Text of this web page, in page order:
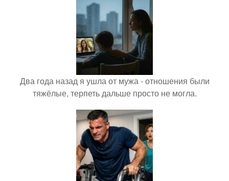
Два года назад я ушла от мужа - отношения были
тяжёлые, терпеть дальше просто не могла.